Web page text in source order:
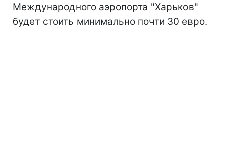
Международного аэропорта "Харьков"
будет стоить минимально почти 30 евро.